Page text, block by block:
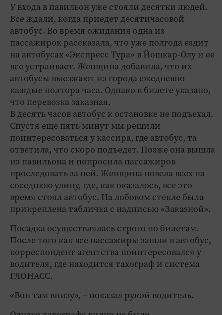
У входа в павильон уже стояли десятки людей.
Все ждали, когда приедет десятичасовой
автобус. Во время ожидания одна из
пассажирок рассказала, что уже полгода ездит
на автобусах «Экспресс Тура» в Йошкар-Олу и ее
все устраивает. Женщина добавила, что их
автобусы выезжают из города ежедневно
каждые полтора часа. Однако в билете указано,
что перевозка заказная.
В десять часов автобус к остановке не подъехал.
Спустя еще пять минут мы решили
поинтересоваться у кассира, где автобус, та
ответила, что скоро подъедет. Позже она вышла
из павильона и попросила пассажиров
проследовать за ней. Женщина повела всех на
соседнюю улицу, где, как оказалось, все это
время стоял автобус. На лобовом стекле была
прикреплена табличка с надписью «Заказной».
Посадка осуществлялась строго по билетам.
После того как все пассажиры зашли в автобус,
корреспондент агентства поинтересовался у
водителя, где находится тахограф и система
ГЛОНАСС.
«Вон там внизу», – показал рукой водитель.